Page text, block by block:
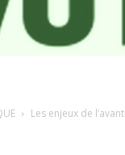
Les enjeux de